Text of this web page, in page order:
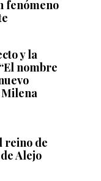
fenómeno
y la
nombre
reino de
Alejo